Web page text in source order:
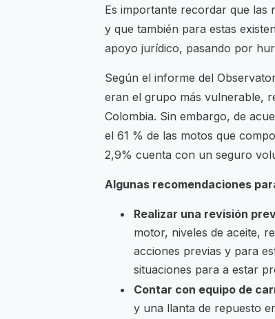
Es importante recordar que las
y que también para estas
apoyo jurídico, pasando por
Según el informe del
eran el grupo más vulnerable,
Colombia. Sin embargo, de
el 61 % de las motos que
2,9% cuenta con un seguro
Algunas recomendaciones
Realizar una revisión
motor, niveles de aceite,
acciones previas y para
situaciones para a estar
Contar con equipo de
y una llanta de repuesto